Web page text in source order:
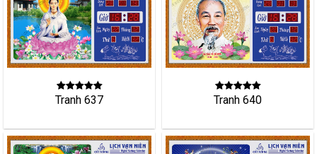
Tranh 637 Tranh 640